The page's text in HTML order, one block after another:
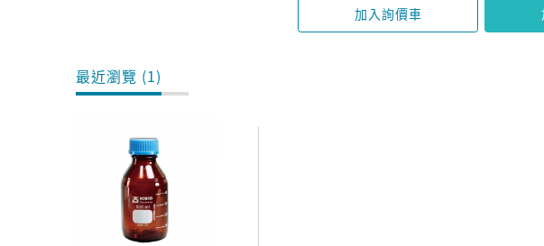
加入詢價車
最近瀏覽 (1)